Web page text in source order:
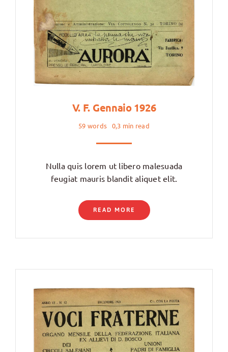
V. F. Gennaio 1926
59 words 0,3 min read
Nulla quis lorem ut libero malesuada
feugiat mauris blandit aliquet elit.
READ MORE